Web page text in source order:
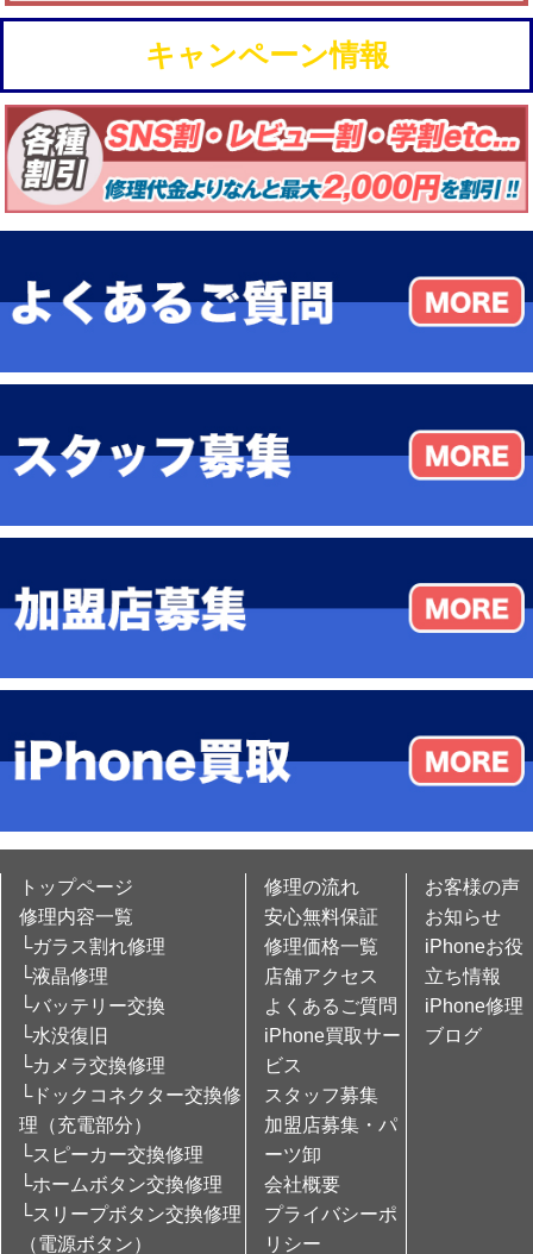
キャンペーン情報
トップページ
修理内容一覧
└ガラス割れ修理
└液晶修理
└バッテリー交換
└水没復旧
└カメラ交換修理
└ドックコネクター交換修
理（充電部分）
└スピーカー交換修理
└ホームボタン交換修理
└スリープボタン交換修理
（電源ボタン）
修理の流れ
安心無料保証
修理価格一覧
店舗アクセス
よくあるご質問
iPhone買取サー
ビス
スタッフ募集
加盟店募集・パ
ーツ卸
会社概要
プライバシーポ
リシー
お客様の声
お知らせ
iPhoneお役
立ち情報
iPhone修理
ブログ